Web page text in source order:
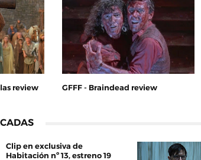
review GFFF - Braindead review
Clip en exclusiva de
Habitación nº 13, estreno 19